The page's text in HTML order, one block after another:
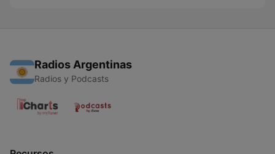
Radios Argentinas
Radios y Podcasts